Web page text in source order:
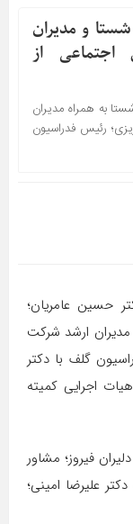
و مدیران
اجتماعی از
به همراه مدیران
رئیس فدراسیون
حسین عامریان؛
ارشد شرکت
گلف با دکتر
اجرایی کمیته
فيروز؛ مشاور
علیرضا امینی؛